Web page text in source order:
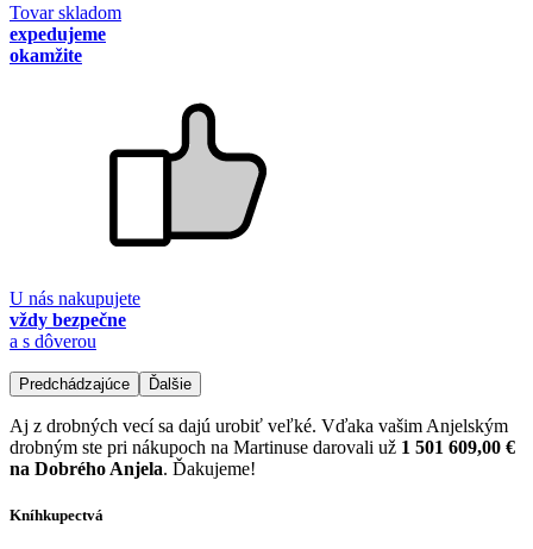
Tovar skladom
expedujeme
okamžite
U nás nakupujete
vždy bezpečne
a s dôverou
Predchádzajúce Ďalšie
Aj z drobných vecí sa dajú urobiť veľké. Vďaka vašim Anjelským
drobným ste pri nákupoch na Martinuse darovali už 1 501 609,00 €
na Dobrého Anjela. Ďakujeme!
Kníhkupectvá